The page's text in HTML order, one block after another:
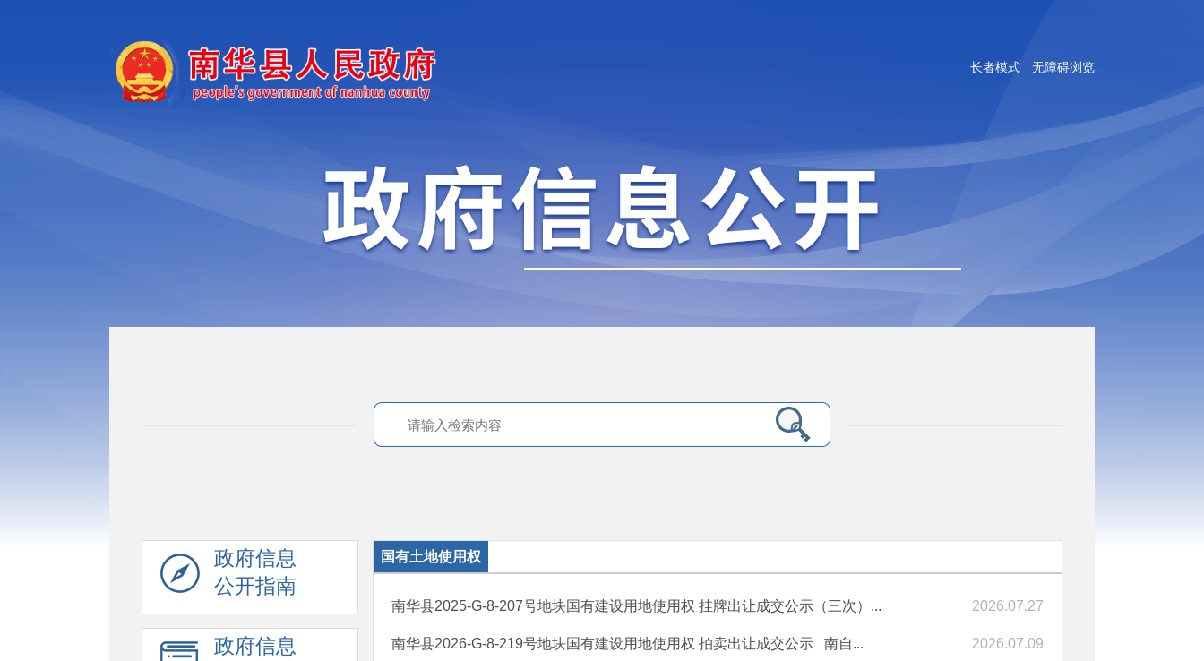
无障碍浏览
长者模式
政府信息
公开指南
政府信息
国有土地使用权
南华县2025-G-8-207号地块国有建设用地使用权 挂牌出让成交公示（三次）... 2026.07.27
南华县2026-G-8-219号地块国有建设用地使用权 拍卖出让成交公示 南自... 2026.07.09